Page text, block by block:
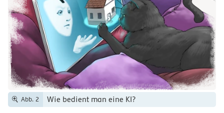
Abb. 2 Wie bedient man eine KI?